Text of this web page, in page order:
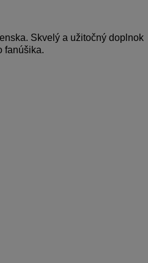
Skvelý a užitočný doplnok
fanúšika.